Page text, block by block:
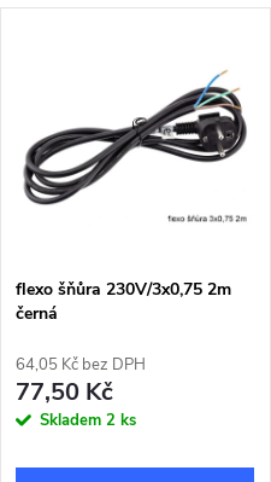
flexo šňůra 230V/3x0,75 2m
černá
64,05 Kč bez DPH
77,50 Kč
Skladem 2 ks